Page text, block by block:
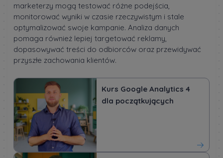
marketerzy mogą testować różne podejścia,
monitorować wyniki w czasie rzeczywistym i stale
optymalizować swoje kampanie. Analiza danych
pomaga również lepiej targetować reklamy,
dopasowywać treści do odbiorców oraz przewidywać
przyszłe zachowania klientów.
Kurs Google Analytics 4
dla początkujących